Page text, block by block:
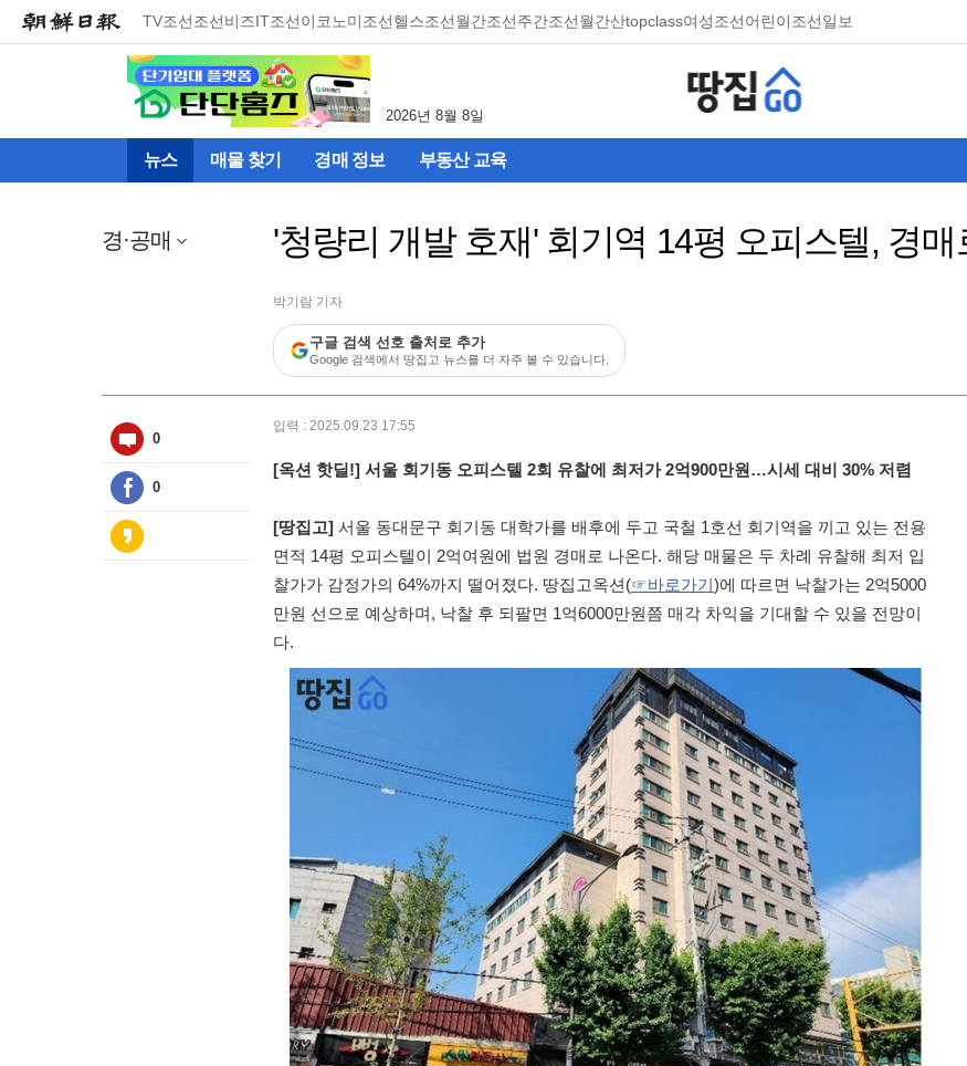
TV조선조선비즈IT조선이코노미조선헬스조선월간조선주간조선월간산topclass여성조선어린이조선일보
2026년 8월 8일
뉴스 매물 찾기 경매 정보 부동산 교육
경·공매 '청량리 개발 호재' 회기역 14평 오피스텔, 경
박기람 기자
구글 검색 선호 출처로 추가
Google 검색에서 땅집고 뉴스를 더 자주 볼 수 있습니다.
0
0
입력 : 2025.09.23 17:55
[옥션 핫딜!] 서울 회기동 오피스텔 2회 유찰에 최저가 2억900만원…시세 대비 30% 저렴
[땅집고] 서울 동대문구 회기동 대학가를 배후에 두고 국철 1호선 회기역을 끼고 있는 전용
면적 14평 오피스텔이 2억여원에 법원 경매로 나온다. 해당 매물은 두 차례 유찰해 최저 입
찰가가 감정가의 64%까지 떨어졌다. 땅집고옥션(☞바로가기)에 따르면 낙찰가는 2억5000
만원 선으로 예상하며, 낙찰 후 되팔면 1억6000만원쯤 매각 차익을 기대할 수 있을 전망이
다.